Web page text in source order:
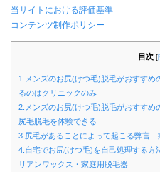
当サイトにおける評価基準
コンテンツ制作ポリシー
目次 [
1.メンズのお尻(けつ毛)脱毛がおすすめ
るのはクリニックのみ
2.メンズのお尻(けつ毛)脱毛がおすすめ
尻毛脱毛を体験できる
3.尻毛があることによって起こる弊害
4.自宅でお尻(けつ毛)を自己処理する方
リアンワックス・家庭用脱毛器